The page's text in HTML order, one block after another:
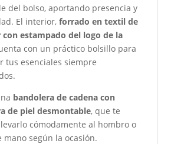
del bolso, aportando presencia y
El interior, forrado en textil de
estampado del logo de la
con un práctico bolsillo para
tus esenciales siempre
bandolera de cadena con
de piel desmontable, que te
cómodamente al hombro o
mano según la ocasión.